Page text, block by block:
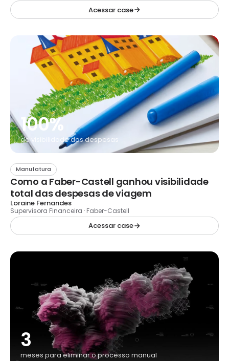
Acessar case
100%
de visibilidade das despesas
Manufatura
Como a Faber-Castell ganhou visibilidade
total das despesas de viagem
Loraine Fernandes
Supervisora Financeira · Faber-Castell
Acessar case
3
meses para eliminar o processo manual